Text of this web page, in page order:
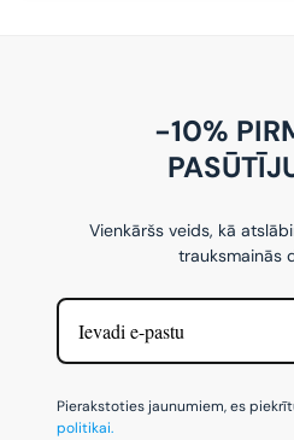
-10%
Vienkāršs veids, kā
trauksmainās
Pierakstoties jaunumiem, es
politikai.